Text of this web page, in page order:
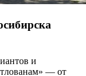
и
— от